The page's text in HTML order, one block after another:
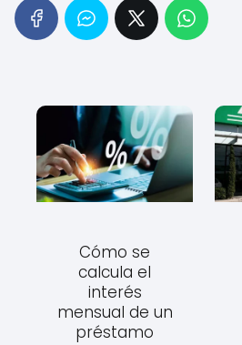
Cómo se
calcula el
interés
mensual de un
préstamo